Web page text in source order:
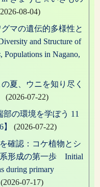
08-04)
マの遺伝的多様性と
and Structure of
, Populations in Nagano,
夏、ウニを知り尽く
(2026-07-22)
の環境を学ぼう 11
(2026-07-22)
確認：コケ植物とシ
形成の第一歩 Initial
during primary
(2026-07-17)